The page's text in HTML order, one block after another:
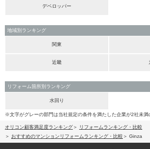
デベロッパー
地域別ランキング
関東
近畿
リフォーム箇所別ランキング
水回り
※文字がグレーの部門は当社規定の条件を満たした企業が2社未満
オリコン顧客満足度ランキング
リフォームランキング・比較
おすすめのマンションリフォームランキング・比較
Ginza